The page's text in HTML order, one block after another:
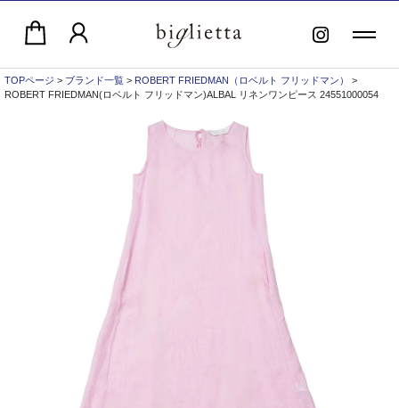
TOPページ > ブランド一覧 > ROBERT FRIEDMAN（ロベルト フリッドマン）
>
ROBERT FRIEDMAN(ロベルト フリッドマン)ALBAL リネンワンピース 24551000054